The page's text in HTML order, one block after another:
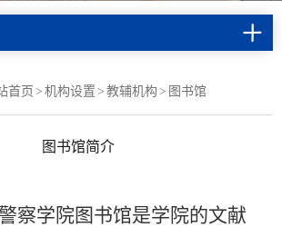
首页 > 机构设置 > 教辅机构 > 图书馆
图书馆简介
察学院图书馆是学院的文献